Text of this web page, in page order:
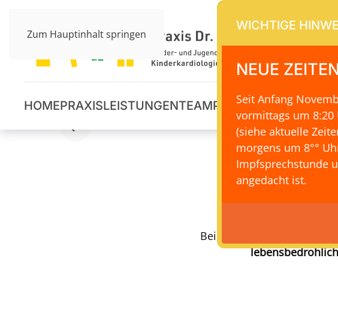
Zum Hauptinhalt springen
HOMEPRAXISLEISTUNGENTEAMPRAXISSERVICE
Bei Notfällen und akuten
WICHTIGE
NEUE
Seit Anfang
vormittags um
(siehe aktuelle
morgens um 8°°
Impfsprechstunde
angedacht ist.